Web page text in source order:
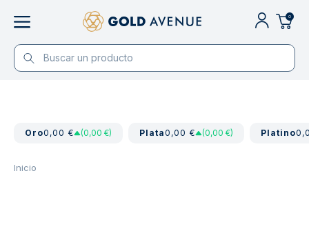
0
Oro0,00 € (0,00 €) Plata0,00 € (0,00 €) Platino
Inicio